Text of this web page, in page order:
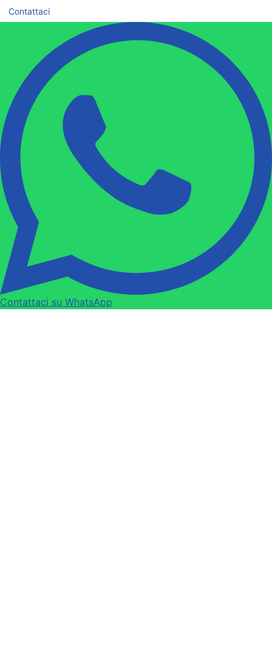
Contattaci
Contattaci su WhatsApp